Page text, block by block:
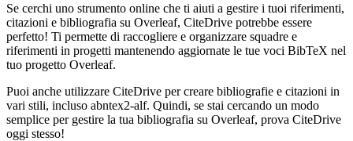
Se cerchi uno strumento online che ti aiuti a gestire i tuoi riferimenti,
citazioni e bibliografia su Overleaf, CiteDrive potrebbe essere
perfetto! Ti permette di raccogliere e organizzare squadre e
riferimenti in progetti mantenendo aggiornate le tue voci BibTeX nel
tuo progetto Overleaf.
Puoi anche utilizzare CiteDrive per creare bibliografie e citazioni in
vari stili, incluso abntex2-alf. Quindi, se stai cercando un modo
semplice per gestire la tua bibliografia su Overleaf, prova CiteDrive
oggi stesso!